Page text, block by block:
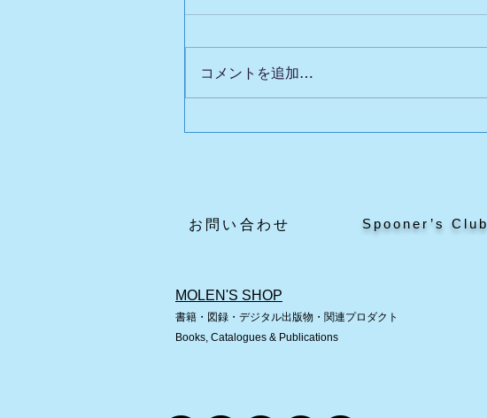
コメントを追加…
​お問い合わせ Spooner’s Club
MOLEN'S SHOP
書籍・図録・デジタル出版物・関連プロダクト
Books, Catalogues & Publications